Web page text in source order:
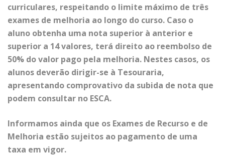
curriculares, respeitando o limite máximo de três
exames de melhoria ao longo do curso. Caso o
aluno obtenha uma nota superior à anterior e
superior a 14 valores, terá direito ao reembolso de
50% do valor pago pela melhoria. Nestes casos, os
alunos deverão dirigir-se à Tesouraria,
apresentando comprovativo da subida de nota que
podem consultar no ESCA.
Informamos ainda que os Exames de Recurso e de
Melhoria estão sujeitos ao pagamento de uma
taxa em vigor.